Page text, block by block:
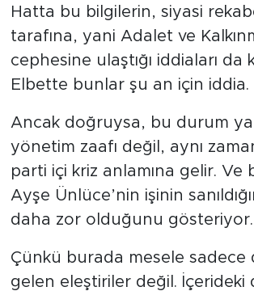
Hatta bu bilgilerin, siyasi
tarafına, yani Adalet ve
cephesine ulaştığı iddiaları da
Elbette bunlar şu an için iddia.
Ancak doğruysa, bu durum
yönetim zaafı değil, aynı
parti içi kriz anlamına gelir. Ve
Ayşe Ünlüce’nin işinin
daha zor olduğunu gösteriyor.
Çünkü burada mesele sadece
gelen eleştiriler değil. İçerideki